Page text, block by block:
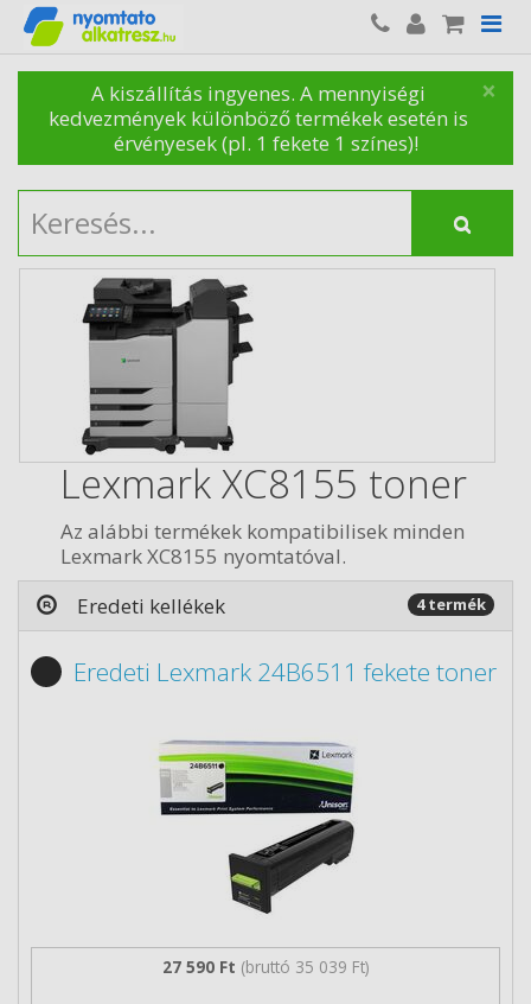
×
A kiszállítás ingyenes. A mennyiségi
kedvezmények különböző termékek esetén is
érvényesek (pl. 1 fekete 1 színes)!
Lexmark XC8155 toner
Az alábbi termékek kompatibilisek minden
Lexmark XC8155 nyomtatóval.
Eredeti kellékek
4 termék
Eredeti Lexmark 24B6511 fekete toner
27 590 Ft (bruttó 35 039 Ft)